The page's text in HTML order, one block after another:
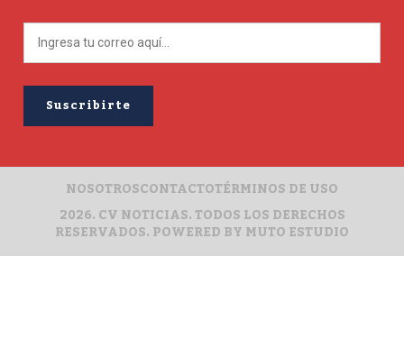
2026. CV NOTICIAS. TODOS LOS DERECHOS
RESERVADOS. POWERED BYMUTO ESTUDIO
NOSOTROSCONTACTOTÉRMINOS DE USO